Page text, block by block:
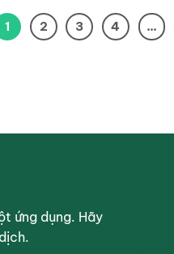
1 2 3 4 …
ứng dụng. Hãy